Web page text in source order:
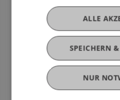
Fachspezifische
individuelle
Dipl.-Bibl. (FH)
SPEICHERN &
ALLE
NUR